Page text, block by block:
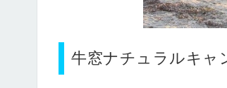
牛窓ナチュラルキャ